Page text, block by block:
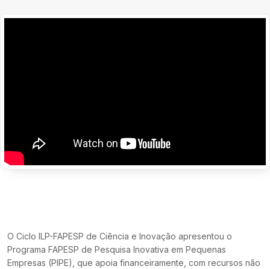
O Ciclo ILP-FAPESP de Ciência e Inovação apresentou o
Programa FAPESP de Pesquisa Inovativa em Pequenas
Empresas (PIPE), que apoia financeiramente, com recursos não